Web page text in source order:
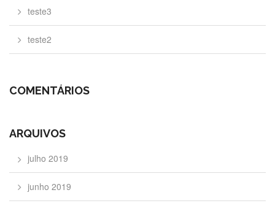
teste3
teste2
COMENTÁRIOS
ARQUIVOS
julho 2019
junho 2019